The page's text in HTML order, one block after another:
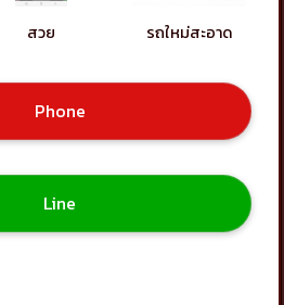
สวย รถใหม่สะอาด
Phone
Line